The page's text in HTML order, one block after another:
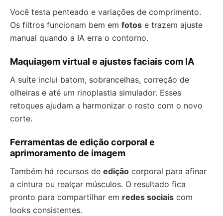
Você testa penteado e variações de comprimento.
Os filtros funcionam bem em fotos e trazem ajuste
manual quando a IA erra o contorno.
Maquiagem virtual e ajustes faciais com IA
A suíte inclui batom, sobrancelhas, correção de
olheiras e até um rinoplastia simulador. Esses
retoques ajudam a harmonizar o rosto com o novo
corte.
Ferramentas de edição corporal e
aprimoramento de imagem
Também há recursos de edição corporal para afinar
a cintura ou realçar músculos. O resultado fica
pronto para compartilhar em redes sociais com
looks consistentes.